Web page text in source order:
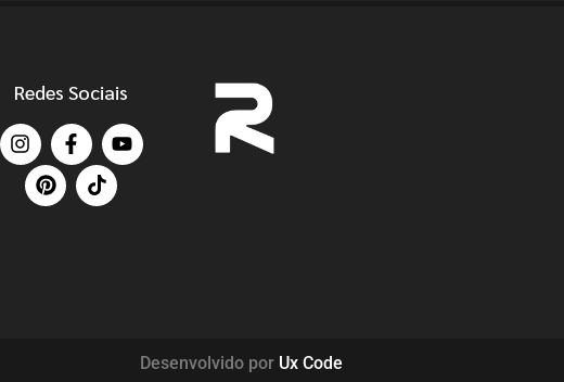
Redes Sociais
Desenvolvido por Ux Code